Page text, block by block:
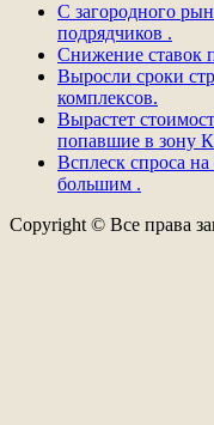
С загородного
подрядчиков .
Снижение ставок
Выросли сроки
комплексов.
Вырастет
попавшие в зону
Всплеск спроса
большим .
Copyright © Все права